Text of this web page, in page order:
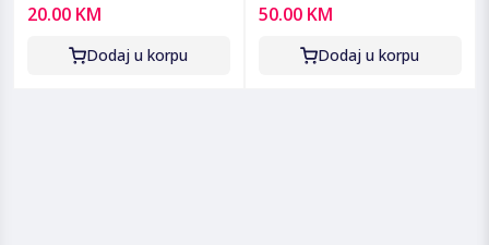
20.00 KM
Dodaj u korpu
50.00 KM
Dodaj u korpu